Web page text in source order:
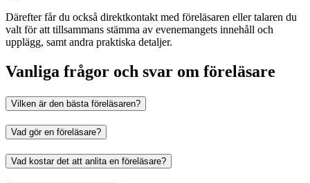
Därefter får du också direktkontakt med föreläsaren eller talaren du
valt för att tillsammans stämma av evenemangets innehåll och
upplägg, samt andra praktiska detaljer.
Vanliga frågor och svar om föreläsare
Vilken är den bästa föreläsaren?
Vad gör en föreläsare?
Vad kostar det att anlita en föreläsare?